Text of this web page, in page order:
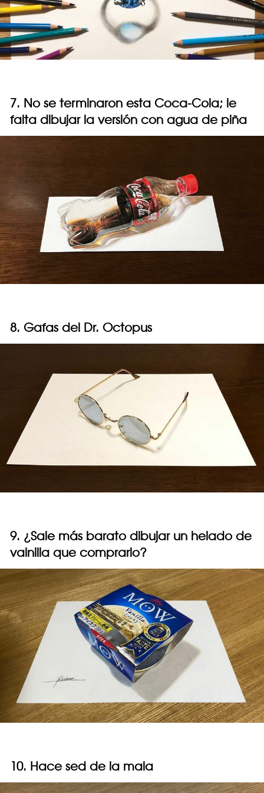
7. No se terminaron esta Coca-Cola; le
falta dibujar la versión con agua de piña
8. Gafas del Dr. Octopus
9. ¿Sale más barato dibujar un helado de
vainilla que comprarlo?
10. Hace sed de la mala